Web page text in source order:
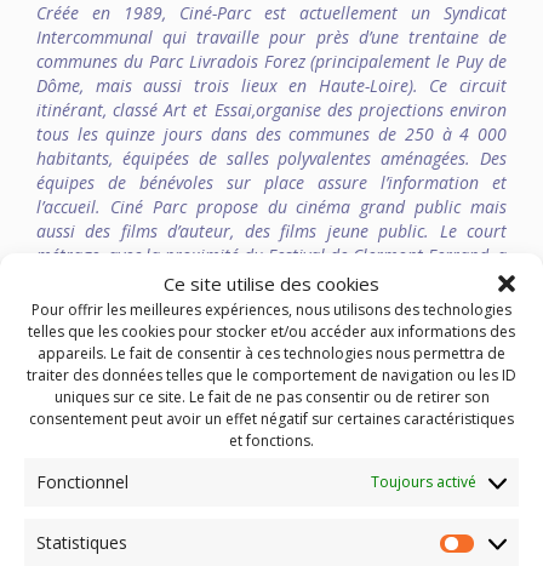
Ce site utilise des cookies
Pour offrir les meilleures expériences, nous utilisons des technologies
telles que les cookies pour stocker et/ou accéder aux informations des
appareils. Le fait de consentir à ces technologies nous permettra de
traiter des données telles que le comportement de navigation ou les ID
uniques sur ce site. Le fait de ne pas consentir ou de retirer son
consentement peut avoir un effet négatif sur certaines caractéristiques
et fonctions.
Fonctionnel Toujours activé
Statistiques
Créée en 1989, Ciné-Parc est actuellement un Syndicat
Intercommunal qui travaille pour près d’une trentaine de
communes du Parc Livradois Forez (principalement le Puy de
Dôme, mais aussi trois lieux en Haute-Loire). Ce circuit
itinérant, classé Art et Essai,organise des projections environ
tous les quinze jours dans des communes de 250 à 4 000
habitants, équipées de salles polyvalentes aménagées. Des
équipes de bénévoles sur place assure l’information et
l’accueil. Ciné Parc propose du cinéma grand public mais
aussi des films d’auteur, des films jeune public. Le court
métrage, avec la proximité du Festival de Clermont-Ferrand, a
aussi une place importante dans la programmation. Ciné
Parc propose des animations régulières en lien avec les
associations locales, scolaires : ateliers d’écriture, ciné-
concert, spectacle vivant et cinéma, soirées thématiques.
Maison du Parc
63880 St GERVAIS SOUS MEYMONT
Site internet